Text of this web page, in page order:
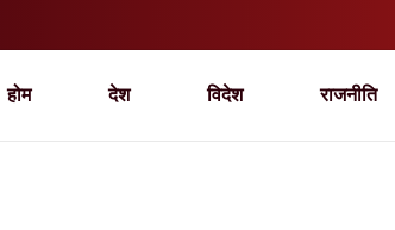
होम देश विदेश राजनीति